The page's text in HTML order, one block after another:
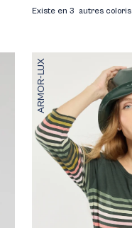
Existe en 3 autres coloris
ARMOR-LUX